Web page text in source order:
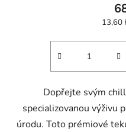
Měrná
13,60
Dopřejte svým
specializovanou výživu
úrodu. Toto prémiové